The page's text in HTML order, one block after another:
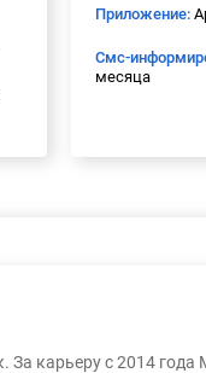
Приложение:
Смс-
месяца
карьеру с 2014